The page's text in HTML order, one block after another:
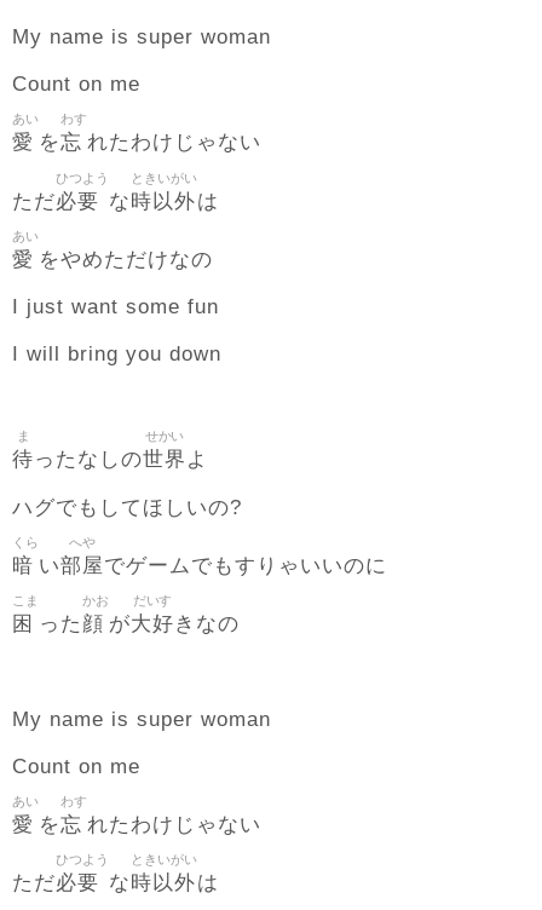
My name is super woman
Count on me
愛
あい
を忘
わす
れたわけじゃない
ただ必要
ひつよう
な時以外
ときいがい
は
愛
あい
をやめただけなの
I just want some fun
I will bring you down
待
ま
ったなしの世界
せかい
よ
ハグでもしてほしいの?
暗
くら
い部屋
へや
でゲームでもすりゃいいのに
困
こま
った 顔
かお
が大好
だいす
きなの
My name is super woman
Count on me
愛
あい
を忘
わす
れたわけじゃない
ただ必要
ひつよう
な時以外
ときいがい
は